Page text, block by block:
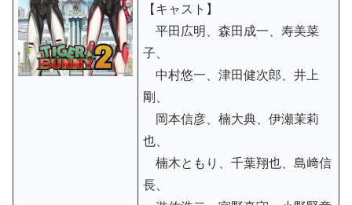
【キャスト】
平田広明、森田成一、寿美菜
子、
中村悠一、津田健次郎、井上
剛、
岡本信彦、楠大典、伊瀬茉莉
也、
楠木ともり、千葉翔也、島﨑信
長、